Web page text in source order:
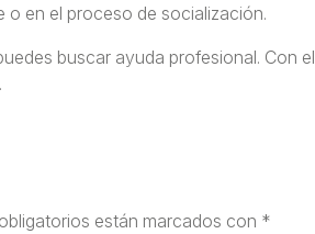
o en el proceso de socialización.
buscar ayuda profesional. Con el
están marcados con *